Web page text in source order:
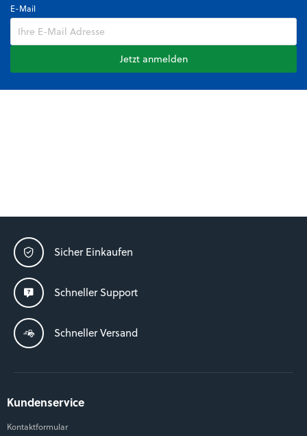
E-Mail
Jetzt anmelden
Sicher Einkaufen
Schneller Support
Schneller Versand
Kundenservice
Kontaktformular